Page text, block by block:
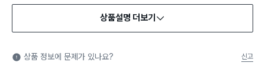
식품용 기구: 식품위생법에서 정한 규격에 따라 제조되어 식품 또
는 식품첨가물에 사용할 수 있는 식품용기구라는 표시입니다.
상품설명 더보기
상품 정보에 문제가 있나요? 신고